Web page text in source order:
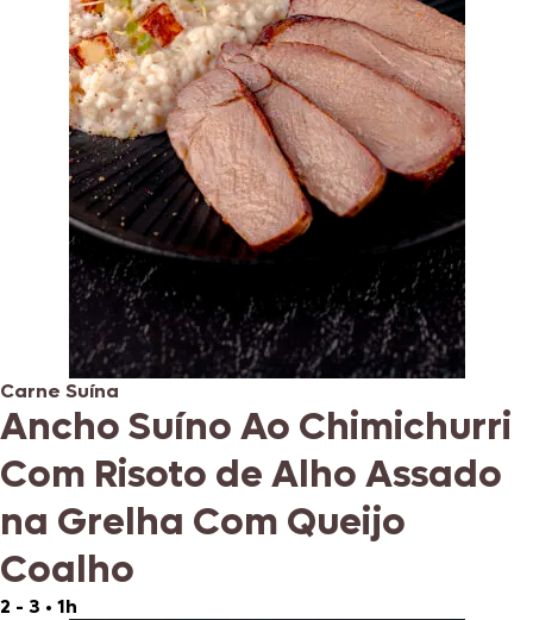
Carne Suína
Ancho Suíno Ao Chimichurri
Com Risoto de Alho Assado
na Grelha Com Queijo
Coalho
2 - 3 • 1h